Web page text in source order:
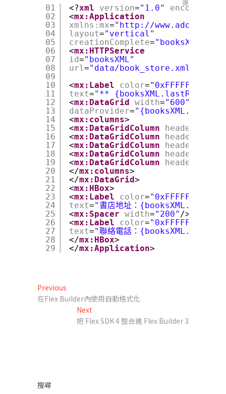
？
01
02
03
04
05
06
07
08
09
10
11
12
13
14
15
16
17
18
19
20
21
22
23
24
25
26
27
28
29
<?xml version="1.0" encoding
<mx:Application
xmlns:mx="http://www.adobe.com/
layout="vertical"
creationComplete=
<mx:HTTPService
id="booksXML"
url="data/book_store.xml"
<mx:Label color="0xFFFFFF"
text="**
<mx:DataGrid width="600"
dataProvider=
<mx:columns>
<mx:DataGridColumn headerText
<mx:DataGridColumn headerText
<mx:DataGridColumn headerText
<mx:DataGridColumn headerText
<mx:DataGridColumn headerText
</mx:columns>
</mx:DataGrid>
<mx:HBox>
<mx:Label color="0xFFFFFF"
text="書店地址：
<mx:Spacer width="200" />
<mx:Label color="0xFFFFFF"
text="聯絡電話：
</mx:HBox>
</mx:Application>
文
章
Previous
post:
在Flex Builder內使用自動格式化
Next
post:
把 Flex SDK 4 整合進 Flex Builder 3
搜尋